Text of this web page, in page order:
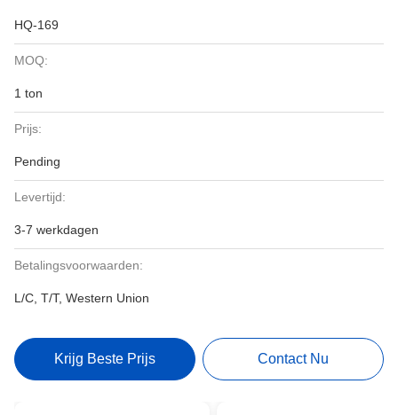
HQ-169
MOQ:
1 ton
Prijs:
Pending
Levertijd:
3-7 werkdagen
Betalingsvoorwaarden:
L/C, T/T, Western Union
Krijg Beste Prijs Contact Nu